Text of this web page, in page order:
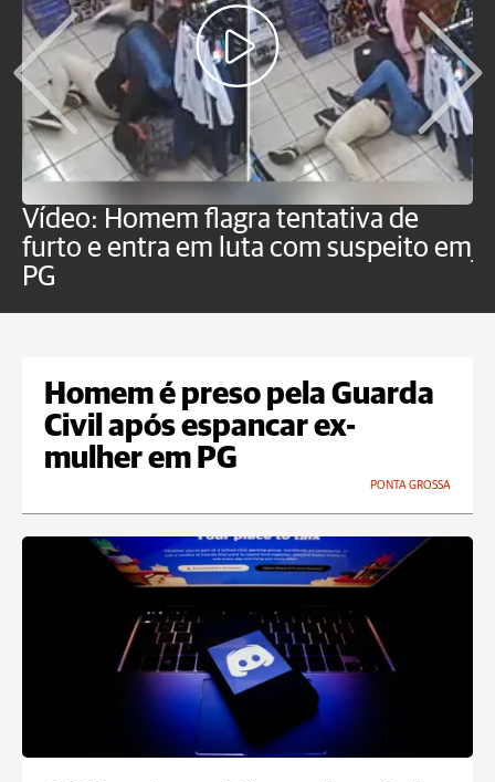
Vídeo: Homem flagra tentativa de
furto e entra em luta com suspeito em
PG
Homem é preso pela Guarda
Civil após espancar ex-
mulher em PG
PONTA GROSSA